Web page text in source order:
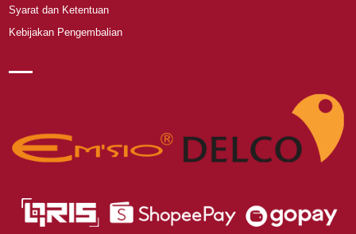
Syarat dan Ketentuan
Kebijakan Pengembalian